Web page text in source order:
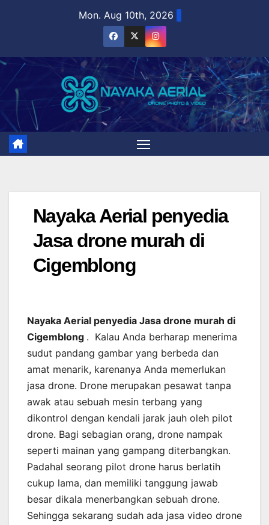
Mon. Aug 10th, 2026
Nayaka Aerial penyedia
Jasa drone murah di
Cigemblong
Nayaka Aerial penyedia Jasa drone murah di
Cigemblong . Kalau Anda berharap menerima
sudut pandang gambar yang berbeda dan
amat menarik, karenanya Anda memerlukan
jasa drone. Drone merupakan pesawat tanpa
awak atau sebuah mesin terbang yang
dikontrol dengan kendali jarak jauh oleh pilot
drone. Bagi sebagian orang, drone nampak
seperti mainan yang gampang diterbangkan.
Padahal seorang pilot drone harus berlatih
cukup lama, dan memiliki tanggung jawab
besar dikala menerbangkan sebuah drone.
Sehingga sekarang sudah ada jasa video drone